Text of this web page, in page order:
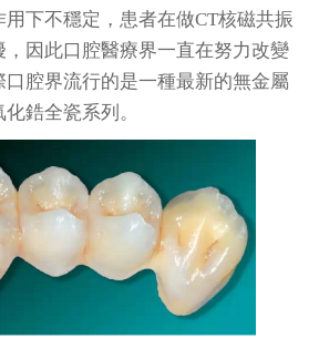
下不穩定，患者在做CT核磁共振
，因此口腔醫療界一直在努力改變
腔界流行的是一種最新的無金屬
鋯全瓷系列。